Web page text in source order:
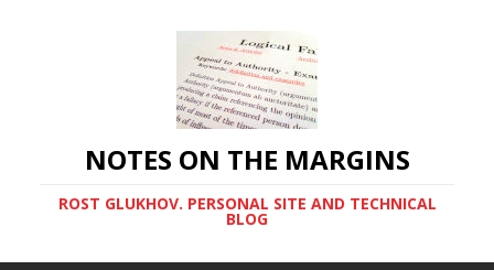
NOTES ON THE MARGINS
ROST GLUKHOV. PERSONAL SITE AND TECHNICAL
BLOG